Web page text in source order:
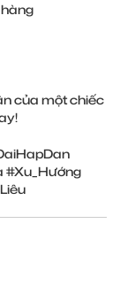
của một chiếc
#Xu_Hướng